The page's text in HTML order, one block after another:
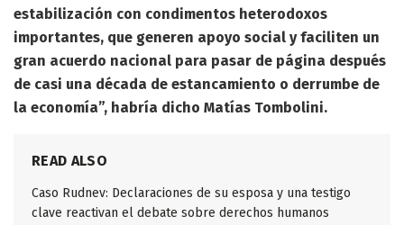
estabilización con condimentos heterodoxos
importantes, que generen apoyo social y faciliten un
gran acuerdo nacional para pasar de página después
de casi una década de estancamiento o derrumbe de
la economía”, habría dicho Matías Tombolini.
READ ALSO
Caso Rudnev: Declaraciones de su esposa y una testigo
clave reactivan el debate sobre derechos humanos